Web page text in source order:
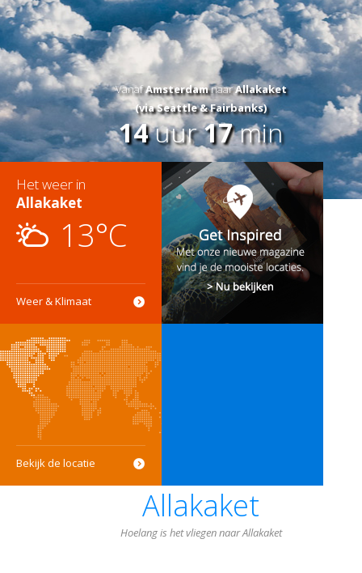
VanafAmsterdamnaarAllakaket
(via Seattle & Fairbanks)
14uur17min
Het weer in
Allakaket
13°C
Weer & Klimaat
Bekijk de locatie
Allakaket
Hoelang is het vliegen naar Allakaket